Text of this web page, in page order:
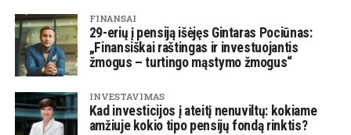
FINANSAI
29-erių į pensiją išėjęs Gintaras Pociūnas:
„Finansiškai raštingas ir investuojantis
žmogus – turtingo mąstymo žmogus“
INVESTAVIMAS
Kad investicijos į ateitį nenuviltų: kokiame
amžiuje kokio tipo pensijų fondą rinktis?